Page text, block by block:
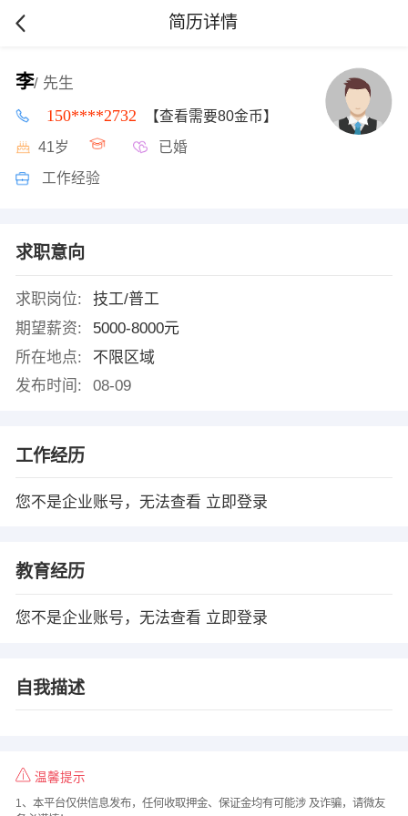
简历详情
李/ 先生
150****2732 【查看需要80金币】
41岁 已婚
工作经验
求职意向
求职岗位:
技工/普工
期望薪资:
5000-8000元
所在地点:
不限区域
发布时间:
08-09
工作经历
您不是企业账号，无法查看 立即登录
教育经历
您不是企业账号，无法查看 立即登录
自我描述
温馨提示
1、本平台仅供信息发布，任何收取押金、保证金均有可能涉 及诈骗，请微友